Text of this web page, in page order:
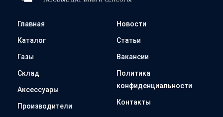
Главная
Каталог
Газы
Склад
Аксессуары
Производители
Новости
Статьи
Вакансии
Политика
конфиденциальности
Контакты